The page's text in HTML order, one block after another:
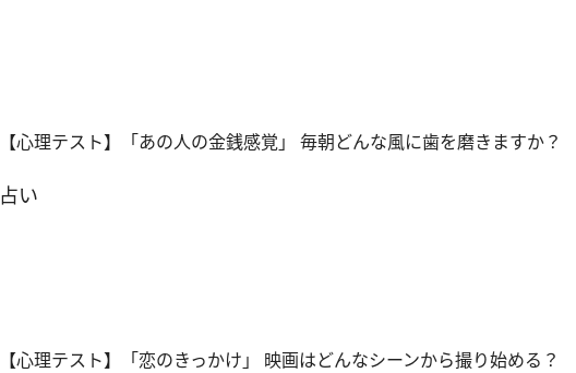
【心理テスト】「あの人の金銭感覚」 毎朝どんな風に歯を磨きますか？
占い
【心理テスト】「恋のきっかけ」 映画はどんなシーンから撮り始める？